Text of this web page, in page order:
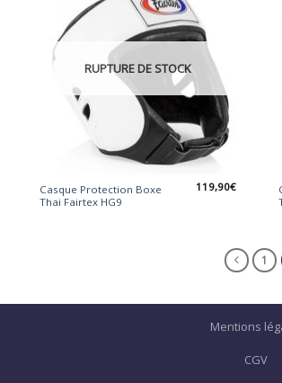
RUPTURE DE STOCK
Casque Protection Boxe
Thai Fairtex HG9
119,90€
1
Mentions
CGV